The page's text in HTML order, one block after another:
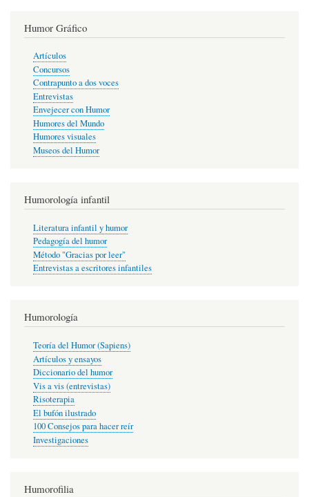
Humor Gráfico
Artículos
Concursos
Contrapunto a dos voces
Entrevistas
Envejecer con Humor
Humores del Mundo
Humores visuales
Museos del Humor
Humorología infantil
Literatura infantil y humor
Pedagogía del humor
Método "Gracias por leer"
Entrevistas a escritores infantiles
Humorología
Teoría del Humor (Sapiens)
Artículos y ensayos
Diccionario del humor
Vis a vis (entrevistas)
Risoterapia
El bufón ilustrado
100 Consejos para hacer reír
Investigaciones
Humorofilia